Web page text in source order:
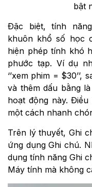
bật
Đặc biệt, tính
khuôn khổ số học
hiện phép tính khó
phước tạp. Ví dụ
‘’xem phim = $30’’,
và thêm dấu bằng
hoạt động này.
một cách nhanh
Trên lý thuyết, Ghi
ứng dụng Ghi chú.
dụng tính năng Ghi
Máy tính mà không